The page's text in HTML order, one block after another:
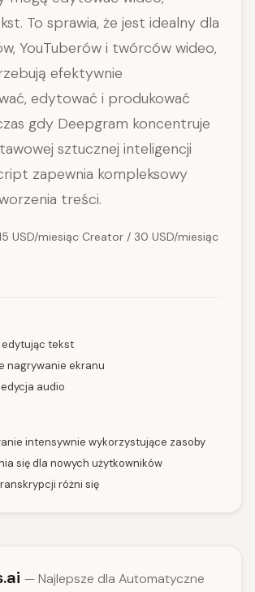
To sprawia, że jest idealny dla
YouTuberów i twórców wideo,
efektywnie
edytować i produkować
gdy Deepgram koncentruje
sztucznej inteligencji
zapewnia kompleksowy
treści.
USD/miesiąc Creator / 30 USD/miesiąc
edytując tekst
nagrywanie ekranu
audio
intensywnie wykorzystujące zasoby
się dla nowych użytkowników
różni się
— Najlepsze dla Automatyczne